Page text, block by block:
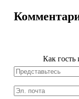
Протеиновые печенья
НАЗАДКак гость